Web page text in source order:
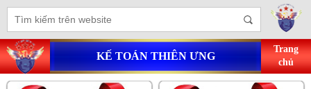
KẾ TOÁN THIÊN ƯNG
Trang
chủ